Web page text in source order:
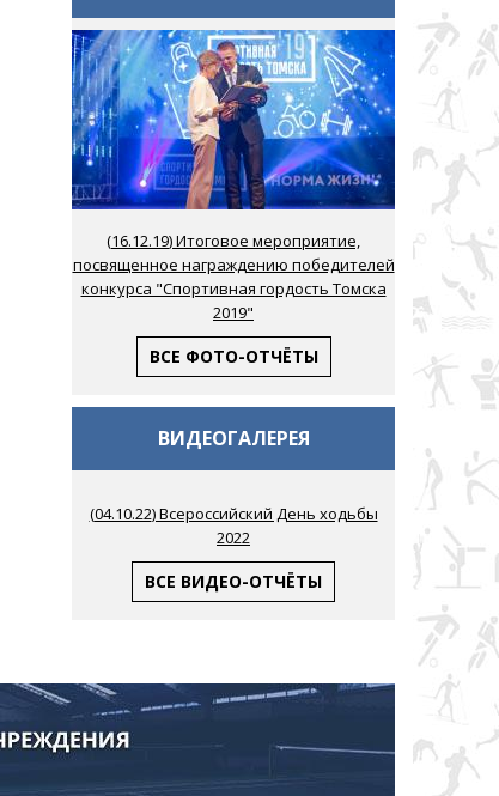
(16.12.19) Итоговое мероприятие,
посвященное награждению победителей
конкурса "Спортивная гордость Томска
2019"
ВСЕ ФОТО-ОТЧЁТЫ
ВИДЕОГАЛЕРЕЯ
(04.10.22) Всероссийский День ходьбы
2022
ВСЕ ВИДЕО-ОТЧЁТЫ